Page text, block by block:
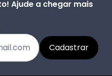
Ajude a chegar mais